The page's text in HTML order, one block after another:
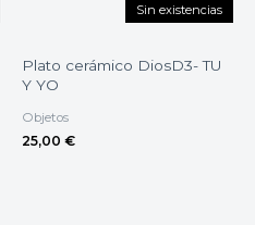
Sin existencias
Plato cerámico DiosD3- TU
Y YO
Objetos
25,00 €